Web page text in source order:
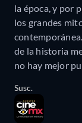
la época, y por
los grandes
de la historia
no hay mejor
Susc.